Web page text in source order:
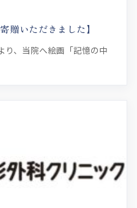
贈いただきました】
り、当院へ絵画「記憶の中